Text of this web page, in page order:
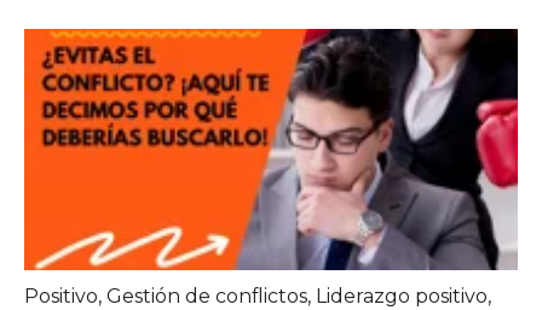
Positivo, Gestión de conflictos, Liderazgo positivo,